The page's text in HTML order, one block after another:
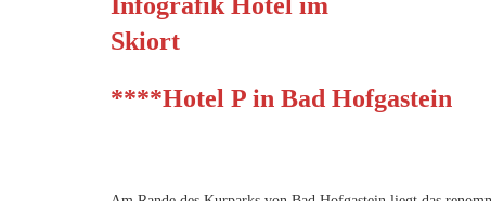
****Hotel P in Bad Hofgastein